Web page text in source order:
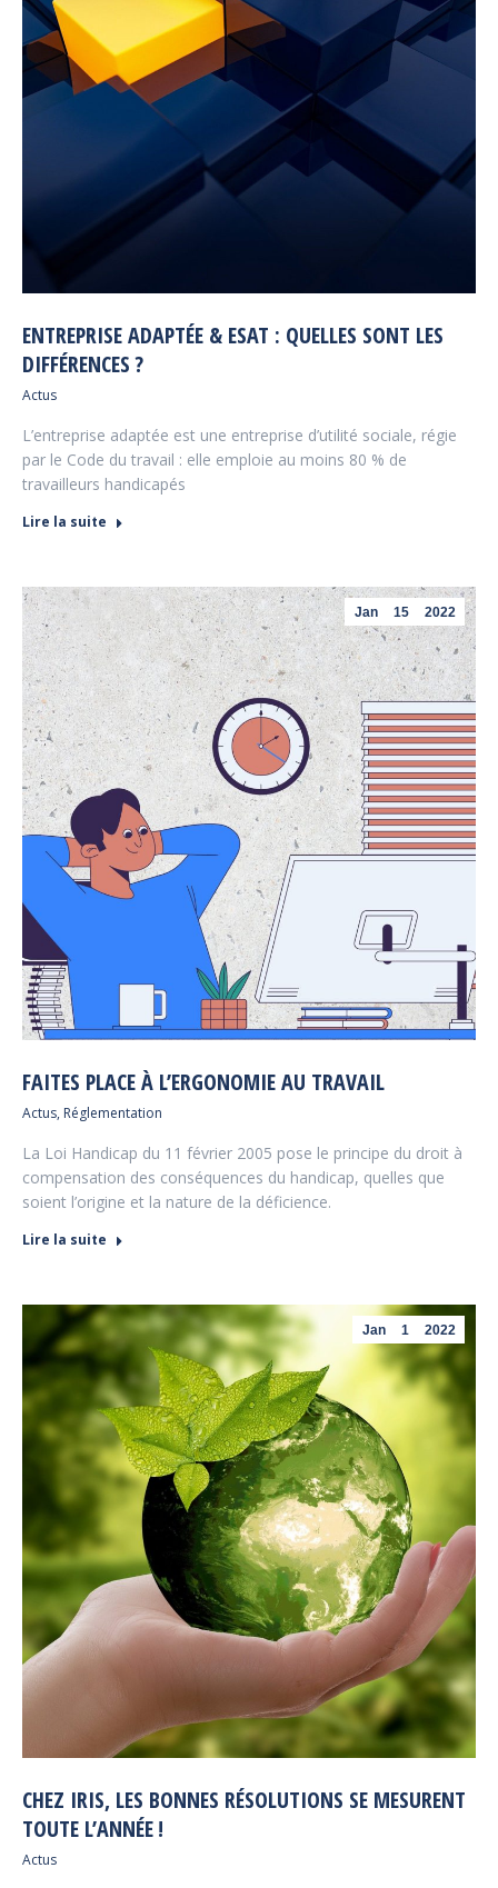
ENTREPRISE ADAPTÉE & ESAT : QUELLES SONT LES
DIFFÉRENCES ?
Actus
L’entreprise adaptée est une entreprise d’utilité sociale, régie
par le Code du travail : elle emploie au moins 80 % de
travailleurs handicapés
Lire la suite
Jan 15 2022
FAITES PLACE À L’ERGONOMIE AU TRAVAIL
Actus, Réglementation
La Loi Handicap du 11 février 2005 pose le principe du droit à
compensation des conséquences du handicap, quelles que
soient l’origine et la nature de la déficience.
Lire la suite
Jan 1 2022
CHEZ IRIS, LES BONNES RÉSOLUTIONS SE MESURENT
TOUTE L’ANNÉE !
Actus